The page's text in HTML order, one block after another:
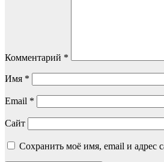
Комментарий *
Имя *
Email *
Сайт
Сохранить моё имя, email и адрес